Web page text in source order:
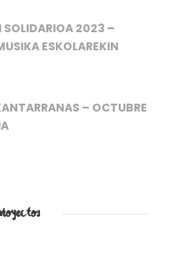
SOLIDARIOA 2023 –
ESKOLAREKIN
– OCTUBRE